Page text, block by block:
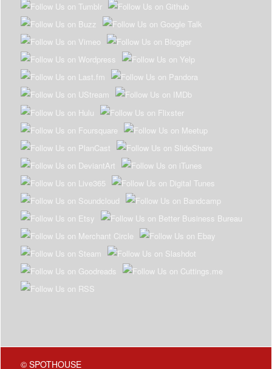
© SPOTHOUSE